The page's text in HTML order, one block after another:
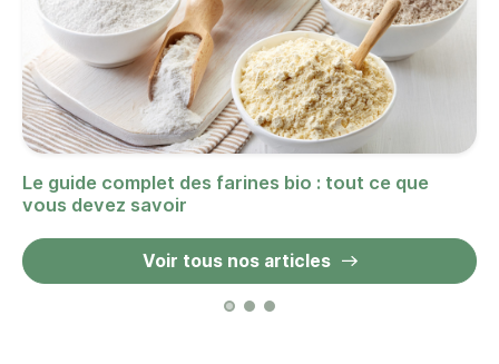
Le guide complet des farines bio : tout ce que
vous devez savoir
Voir tous nos articles